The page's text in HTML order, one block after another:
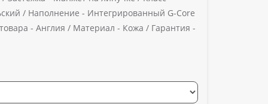
/ Наполнение - Интегрированный G-Core
- Англия / Материал - Кожа / Гарантия -